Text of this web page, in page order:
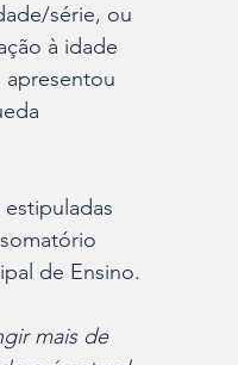
série, ou
à idade
apresentou
de Ensino.
mais de